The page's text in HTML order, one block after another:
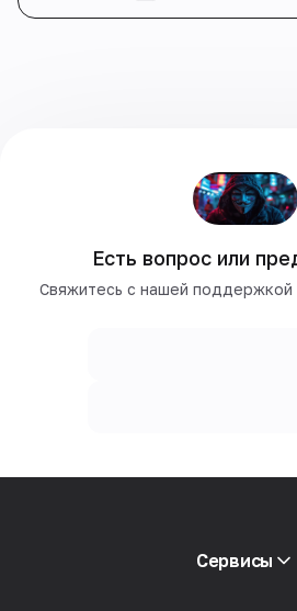
Есть вопрос или
Свяжитесь с нашей
Сервисы